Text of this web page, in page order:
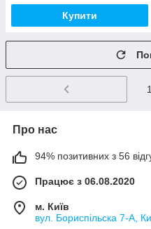
Купити
1
Про нас
94% позитивних з 56
Працює з 06.08.2020
м. Київ
вул. Бориспільска 7-А,